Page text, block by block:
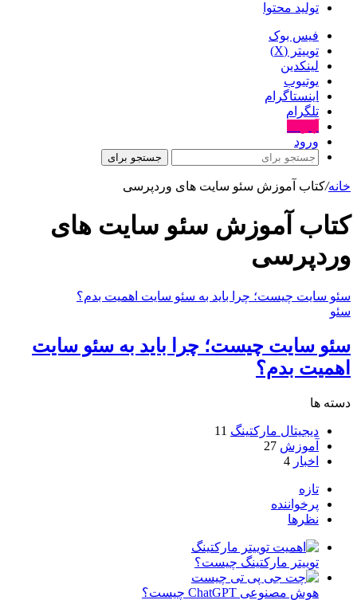
تولید محتوا
فیس بوک
توییتر (X)
لینکدین
یوتیوب
اینستاگرام
تلگرام
ورود
جستجو برای
خانه/کتاب آموزش سئو سایت های وردپرسی
کتاب آموزش سئو سایت های
وردپرسی
سئو سایت چیست؛ چرا باید به سئو سایت اهمیت بدم؟
سئو
سئو سایت چیست؛ چرا باید به سئو سایت
اهمیت بدم؟
دسته ها
دیجیتال مارکتینگ 11
آموزش 27
اخبار 4
تازه
پرخواننده
نظرها
توییتر مارکتینگ چیست؟
هوش مصنوعی ChatGPT چیست؟